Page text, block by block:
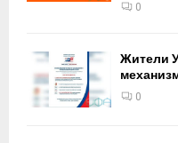
0
Жители
0